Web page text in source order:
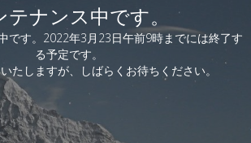
テナンス中です。
です。2022年3月23日午前9時までには終了す
る予定です。
たしますが、しばらくお待ちください。